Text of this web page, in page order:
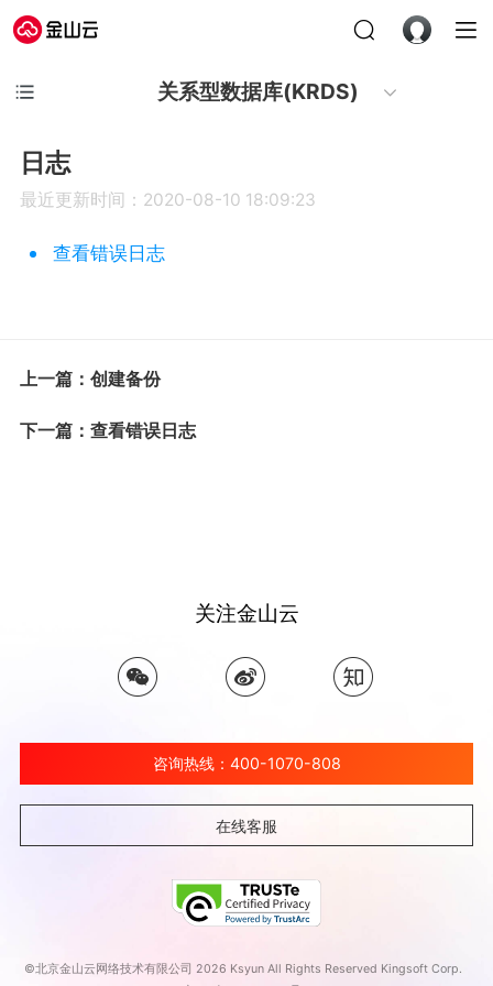
关系型数据库(KRDS)
日志
最近更新时间：2020-08-10 18:09:23
查看错误日志
上一篇：创建备份
下一篇：查看错误日志
关注金山云
咨询热线：400-1070-808
在线客服
©北京金山云网络技术有限公司 2026 Ksyun All Rights Reserved Kingsoft Corp.